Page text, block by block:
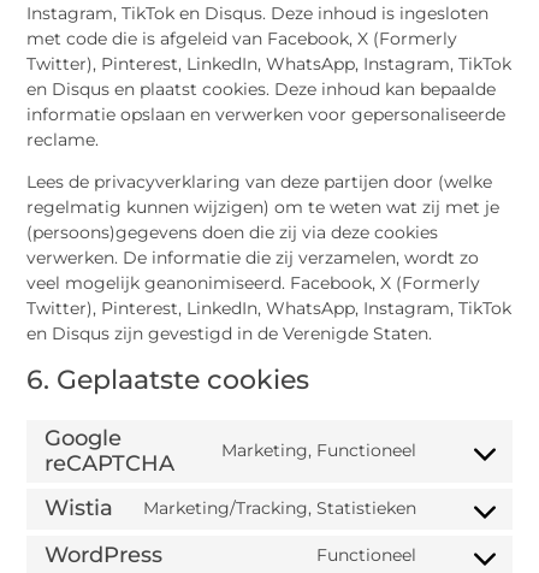
Instagram, TikTok en Disqus. Deze inhoud is ingesloten
met code die is afgeleid van Facebook, X (Formerly
Twitter), Pinterest, LinkedIn, WhatsApp, Instagram, TikTok
en Disqus en plaatst cookies. Deze inhoud kan bepaalde
informatie opslaan en verwerken voor gepersonaliseerde
reclame.
Lees de privacyverklaring van deze partijen door (welke
regelmatig kunnen wijzigen) om te weten wat zij met je
(persoons)gegevens doen die zij via deze cookies
verwerken. De informatie die zij verzamelen, wordt zo
veel mogelijk geanonimiseerd. Facebook, X (Formerly
Twitter), Pinterest, LinkedIn, WhatsApp, Instagram, TikTok
en Disqus zijn gevestigd in de Verenigde Staten.
6. Geplaatste cookies
Google
reCAPTCHA
Marketing, Functioneel
Wistia Marketing/Tracking, Statistieken
WordPress Functioneel